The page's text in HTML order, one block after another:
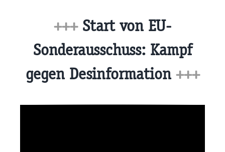
+++Start von EU-
Sonderausschuss: Kampf
gegen Desinformation +++